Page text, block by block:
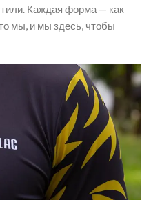
Каждая форма — как
мы, и мы здесь, чтобы